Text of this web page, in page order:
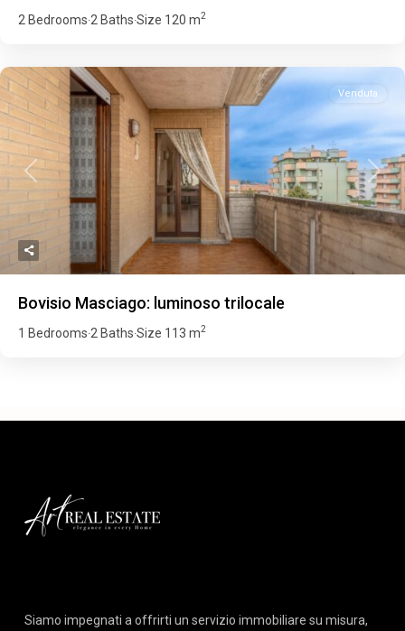
2 Bedrooms·2 Baths·Size 120 m2
Previous Next
Venduta
Bovisio Masciago: luminoso trilocale
1 Bedrooms·2 Baths·Size 113 m2
Siamo impegnati a offrirti un servizio immobiliare su misura,